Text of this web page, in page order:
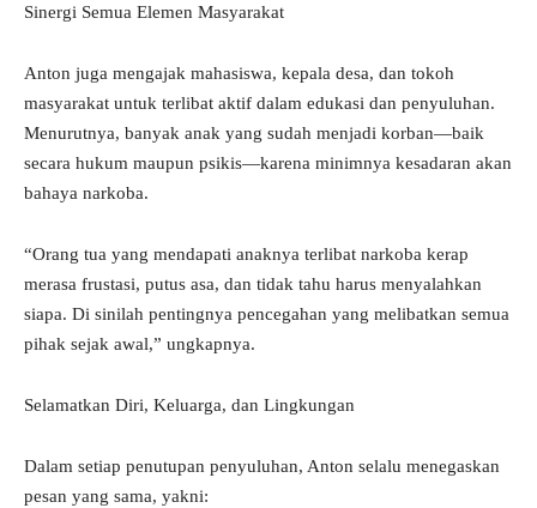
Sinergi Semua Elemen Masyarakat
Anton juga mengajak mahasiswa, kepala desa, dan tokoh
masyarakat untuk terlibat aktif dalam edukasi dan penyuluhan.
Menurutnya, banyak anak yang sudah menjadi korban—baik
secara hukum maupun psikis—karena minimnya kesadaran akan
bahaya narkoba.
“Orang tua yang mendapati anaknya terlibat narkoba kerap
merasa frustasi, putus asa, dan tidak tahu harus menyalahkan
siapa. Di sinilah pentingnya pencegahan yang melibatkan semua
pihak sejak awal,” ungkapnya.
Selamatkan Diri, Keluarga, dan Lingkungan
Dalam setiap penutupan penyuluhan, Anton selalu menegaskan
pesan yang sama, yakni: